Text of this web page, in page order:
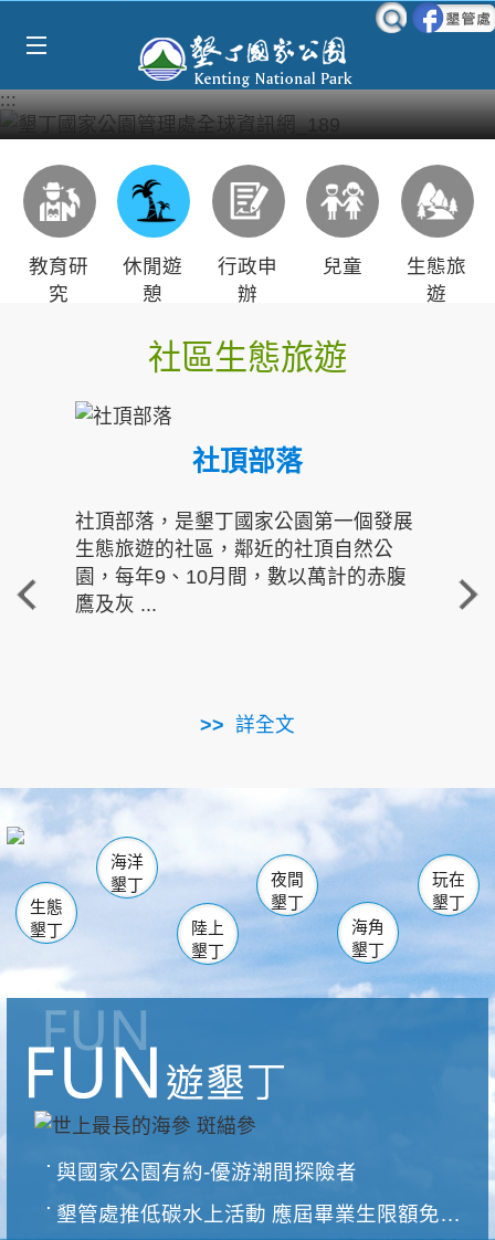
:::
教育研
究
休閒遊
憩
行政申
辦
兒童
生態旅
遊
社區生態旅遊
社頂部落
社頂部落，是墾丁國家公園第一個發展
生態旅遊的社區，鄰近的社頂自然公
園，每年9、10月間，數以萬計的赤腹
鷹及灰 ...
詳全文
重
走進
南仁湖
海生館
恆春 佳樂水
龍鑾潭自然中心 森林遊樂區
瓊麻館
關山 墾管處遊客中心
社頂公園 風吹沙
船帆石
白砂 龍磐公園
香蕉灣
砂島
鵝鑾鼻
生態
墾丁
海洋
墾丁
陸上
墾丁
夜間
墾丁
海角
墾丁
玩在
墾丁
與國家公園有約-優游潮間探險者
墾管處推低碳水上活動 應屆畢業生限額免費參加